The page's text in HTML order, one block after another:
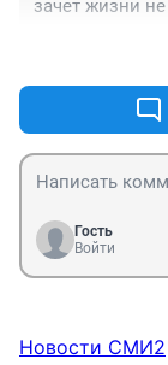
зачет жизни
Гость
Войти
Новости СМИ2